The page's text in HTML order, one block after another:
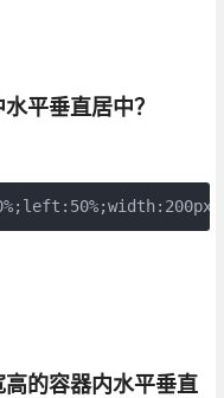
平垂直居中？
的容器内水平垂直